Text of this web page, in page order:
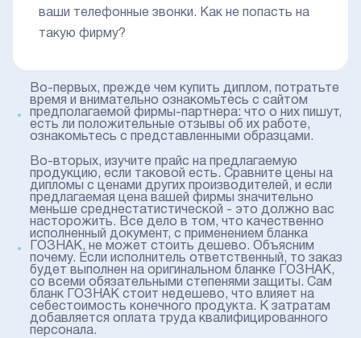
ваши телефонные звонки. Как не попасть на
такую фирму?
Во-первых, прежде чем купить диплом, потратьте
время и внимательно ознакомьтесь с сайтом
предполагаемой фирмы-партнера: что о них пишут,
есть ли положительные отзывы об их работе,
ознакомьтесь с представленными образцами.
Во-вторых, изучите прайс на предлагаемую
продукцию, если таковой есть. Сравните цены на
дипломы с ценами других производителей, и если
предлагаемая цена вашей фирмы значительно
меньше среднестатистической - это должно вас
насторожить. Все дело в том, что качественно
исполненный документ, с применением бланка
ГОЗНАК, не может стоить дешево. Объясним
почему. Если исполнитель ответственный, то заказ
будет выполнен на оригинальном бланке ГОЗНАК,
со всеми обязательными степенями защиты. Сам
бланк ГОЗНАК стоит недешево, что влияет на
себестоимость конечного продукта. К затратам
добавляется оплата труда квалифицированного
персонала.